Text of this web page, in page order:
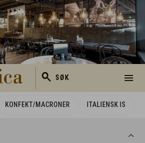
search SØK menu
KONFEKT/MACRONER ITALIENSK IS